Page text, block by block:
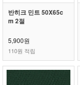
반히크 민트 50X65c
m 2절
5,900원
110원 적립